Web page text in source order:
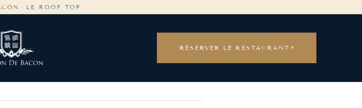
· LE ROOF TOP
RÉSERVER LE RESTAURANT